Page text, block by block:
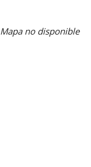
Mapa no disponible